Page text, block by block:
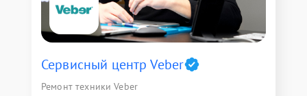
Сервисный центр Veber
Ремонт техники Veber